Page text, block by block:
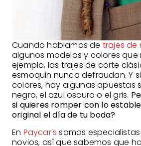
Cuando hablamos de trajes de
algunos modelos y colores que
ejemplo, los trajes de corte
esmoquin nunca defraudan. Y
colores, hay algunas apuestas
negro, el azul oscuro o el gris.
si quieres romper con lo
original el día de tu boda?
En Paycar’s somos
novios, así que sabemos que